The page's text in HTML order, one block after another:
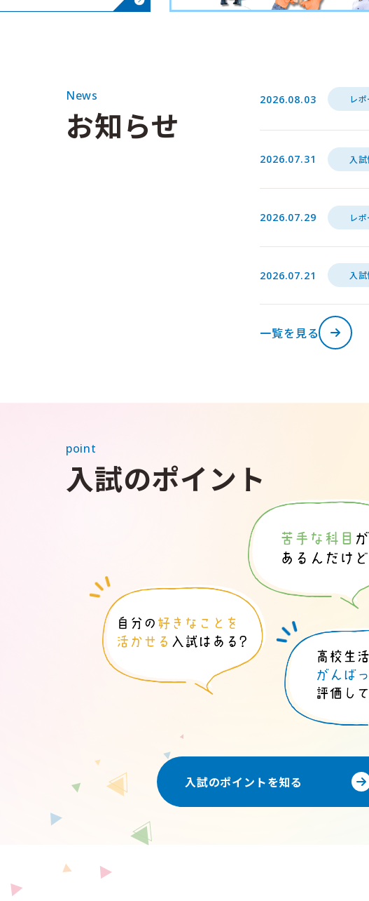
News
お知らせ
2026.08.03 レ
2026.07.31 入
2026.07.29 レ
2026.07.21 入
一覧を見る
point
入試のポイント
入試のポイントを知る